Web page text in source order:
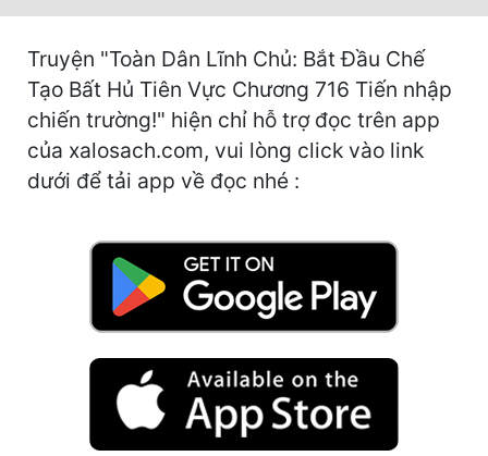
Khoa Huyễn
Khoa Huyễn Không Gian
Kinh Dị
Truyện "Toàn Dân Lĩnh Chủ: Bắt Đầu Chế
Tạo Bất Hủ Tiên Vực Chương 716 Tiến nhập
chiến trường!" hiện chỉ hỗ trợ đọc trên app
của xalosach.com, vui lòng click vào link
dưới để tải app về đọc nhé :